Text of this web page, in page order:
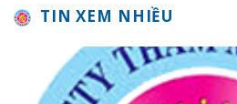
TIN XEM NHIỀU